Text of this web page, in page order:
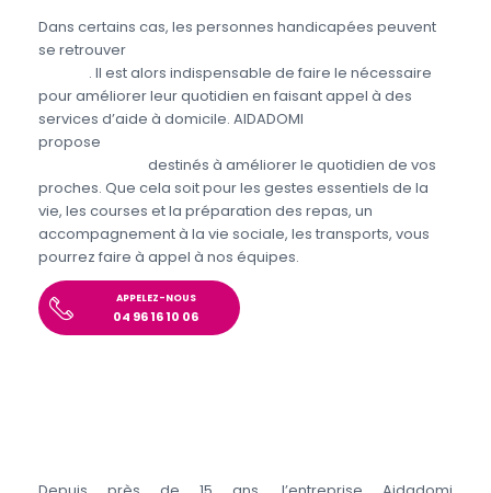
Dans certains cas, les personnes handicapées peuvent
se retrouver
. Il est alors indispensable de faire le nécessaire
pour améliorer leur quotidien en faisant appel à des
services d’aide à domicile. AIDADOMI
propose
destinés à améliorer le quotidien de vos
proches. Que cela soit pour les gestes essentiels de la
vie, les courses et la préparation des repas, un
accompagnement à la vie sociale, les transports, vous
pourrez faire à appel à nos équipes.
APPELEZ-NOUS
04 96 16 10 06